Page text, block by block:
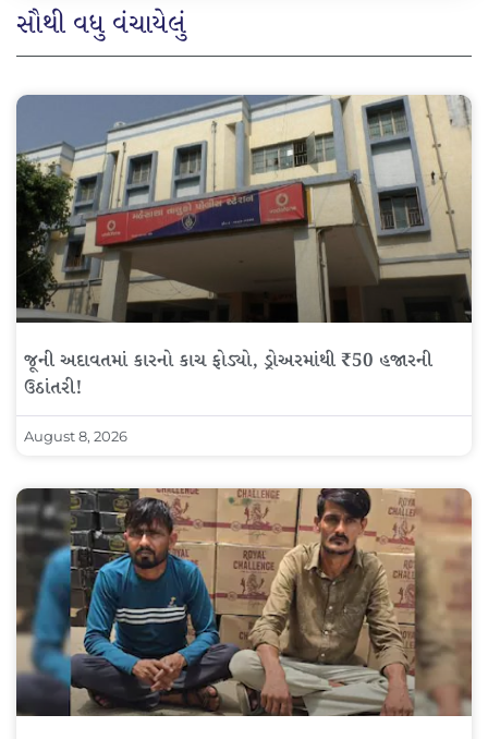
સૌથી વધુ વંચાયેલું
જૂની અદાવતમાં કારનો કાચ ફોડ્યો, ડ્રોઅરમાંથી ₹50 હજારની
ઉઠાંતરી!
August 8, 2026